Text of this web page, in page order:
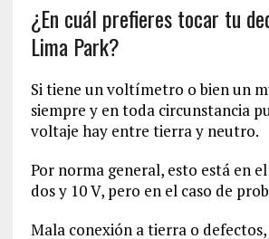
¿En cuál prefieres tocar tu
Lima Park?
Si tiene un voltímetro o bien un
siempre y en toda circunstancia
voltaje hay entre tierra y neutro.
Por norma general, esto está en
dos y 10 V, pero en el caso de
Mala conexión a tierra o